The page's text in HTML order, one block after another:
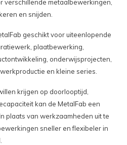
verschillende metaalbewerkingen,
en snijden.
geschikt voor uiteenlopende
plaatbewerking,
onderwijsprojecten,
en kleine series.
krijgen op doorlooptijd,
kan de MetalFab een
plaats van werkzaamheden uit te
sneller en flexibeler in